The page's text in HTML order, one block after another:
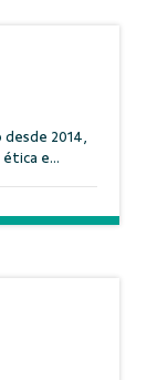
2014,
e...